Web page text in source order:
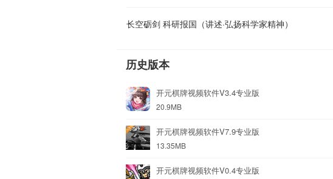
长空砺剑 科研报国（讲述·弘扬科学家精神）
历史版本
开元棋牌视频软件V3.4专业版
20.9MB
开元棋牌视频软件V7.9专业版
13.35MB
开元棋牌视频软件V0.4专业版